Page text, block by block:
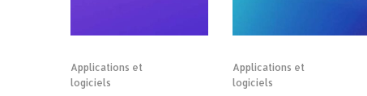
Applications et
logiciels
Applications et
logiciels